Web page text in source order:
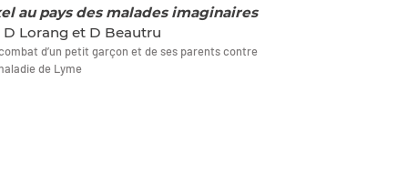
au pays des malades imaginaires
D Lorang et D Beautru
d’un petit garçon et de ses parents contre
de Lyme